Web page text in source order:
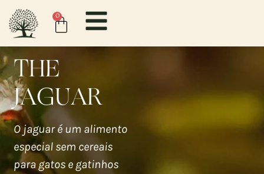
0
THE
JAGUAR
O jaguar é um alimento
especial sem cereais
para gatos e gatinhos